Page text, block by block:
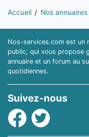
Vous êtes ici:
Accueil Nos annuaires
Nos-services.com est un
public, qui vous propose
annuaire et un forum au
quotidiennes.
Suivez-nous
Facebook
Twitter